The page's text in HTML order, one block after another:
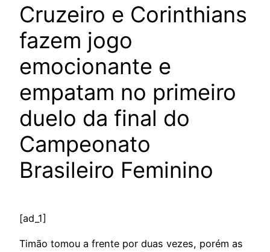
Cruzeiro e Corinthians
fazem jogo
emocionante e
empatam no primeiro
duelo da final do
Campeonato
Brasileiro Feminino
[ad_1]
Timão tomou a frente por duas vezes, porém as